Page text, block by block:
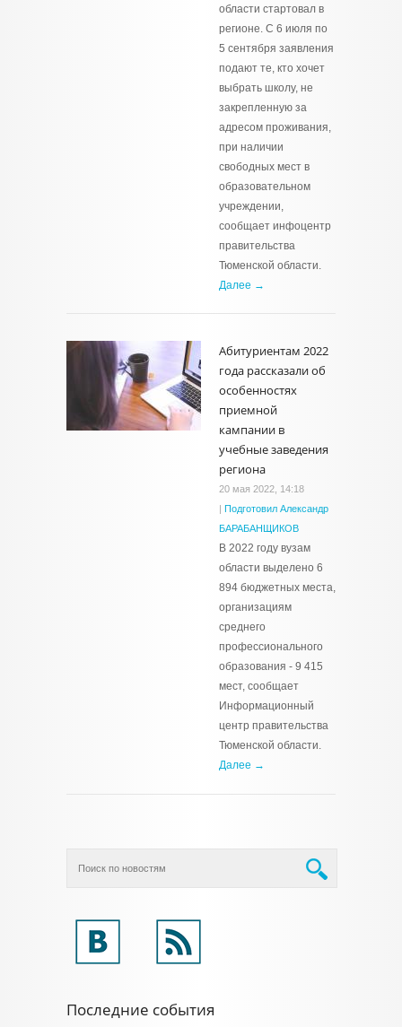
области стартовал в
регионе. С 6 июля по
5 сентября заявления
подают те, кто хочет
выбрать школу, не
закрепленную за
адресом проживания,
при наличии
свободных мест в
образовательном
учреждении,
сообщает инфоцентр
правительства
Тюменской области.
Далее →
Абитуриентам 2022
года рассказали об
особенностях
приемной
кампании в
учебные заведения
региона
20 мая 2022, 14:18
| Подготовил Александр
БАРАБАНЩИКОВ
В 2022 году вузам
области выделено 6
894 бюджетных места,
организациям
среднего
профессионального
образования - 9 415
мест, сообщает
Информационный
центр правительства
Тюменской области.
Далее →
Последние события